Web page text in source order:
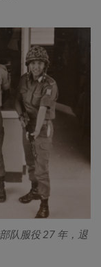
队服役 27 年，退